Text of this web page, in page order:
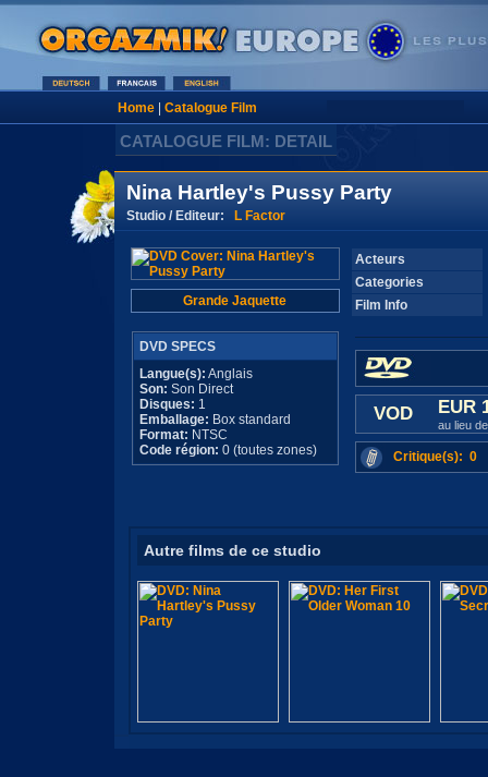
Home| Catalogue Film
CATALOGUE FILM: DETAIL
Nina Hartley's Pussy Party
Studio / Editeur: L Factor
Grande Jaquette
DVD SPECS
Langue(s): Anglais
Son: Son Direct
Disques: 1
Emballage: Box standard
Format: NTSC
Code région: 0 (toutes zones)
Acteurs
Categories
Film Info
VOD EUR
au lieu
Critique(s): 0
Autre films de ce studio